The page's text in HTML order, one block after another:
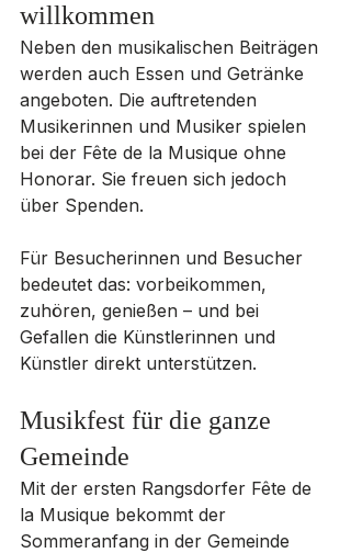
willkommen
Neben den musikalischen Beiträgen
werden auch Essen und Getränke
angeboten. Die auftretenden
Musikerinnen und Musiker spielen
bei der Fête de la Musique ohne
Honorar. Sie freuen sich jedoch
über Spenden.
Für Besucherinnen und Besucher
bedeutet das: vorbeikommen,
zuhören, genießen – und bei
Gefallen die Künstlerinnen und
Künstler direkt unterstützen.
Musikfest für die ganze
Gemeinde
Mit der ersten Rangsdorfer Fête de
la Musique bekommt der
Sommeranfang in der Gemeinde